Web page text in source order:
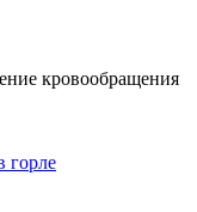
кровообращения
горле